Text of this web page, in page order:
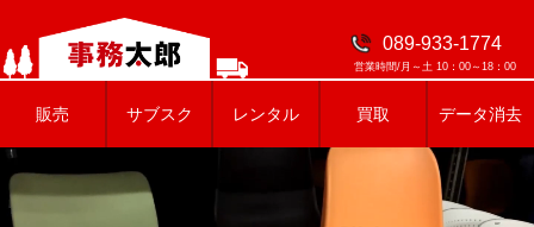
089-933-1774
営業時間/月～土 10：00～18：00
販売 サブスク レンタル 買取 データ消去